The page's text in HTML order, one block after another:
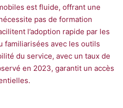
est fluide, offrant une
pas de formation
l’adoption rapide par les
familiarisées avec les outils
du service, avec un taux de
en 2023, garantit un accès